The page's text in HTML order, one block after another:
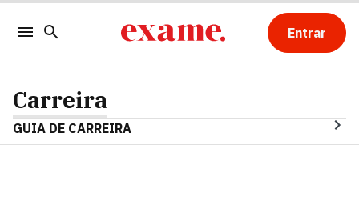
Entrar
Carreira
GUIA DE CARREIRA